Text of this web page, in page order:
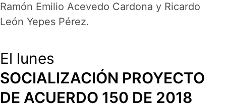
Ramón Emilio Acevedo Cardona y Ricardo
León Yepes Pérez.
El lunes
SOCIALIZACIÓN PROYECTO
DE ACUERDO 150 DE 2018